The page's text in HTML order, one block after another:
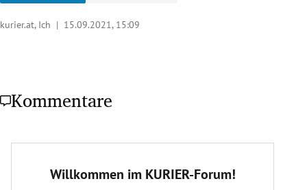
kurier.at, Ich | 15.09.2021, 15:09
Kommentare